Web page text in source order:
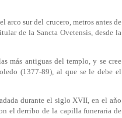
arco sur del crucero, metros antes de
de la Sancta Ovetensis, desde la
más antiguas del templo, y se cree
(1377-89), al que se le debe el
durante el siglo XVII, en el año
el derribo de la capilla funeraria de